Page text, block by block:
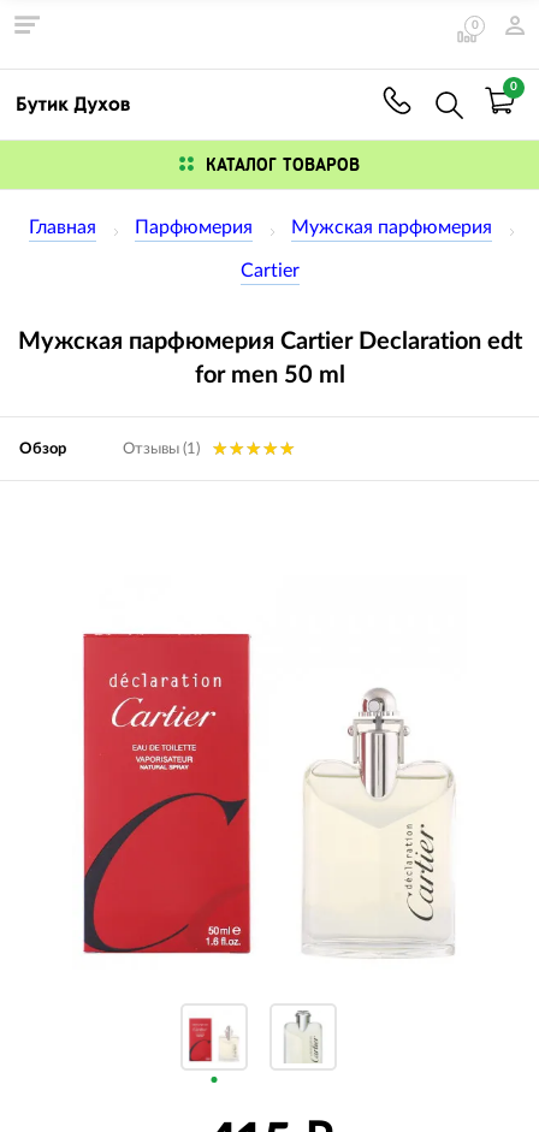
0
0
КАТАЛОГ ТОВАРОВ
Главная Парфюмерия Мужская парфюмерия
Cartier
Мужская парфюмерия Cartier Declaration edt
for men 50 ml
Обзор Отзывы (1)